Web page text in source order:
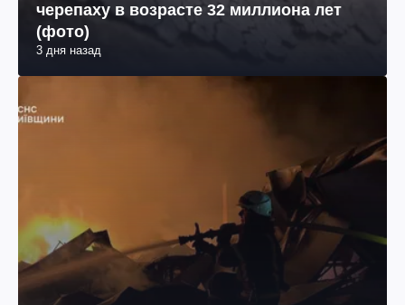
черепаху в возрасте 32 миллиона лет
(фото)
3 дня назад